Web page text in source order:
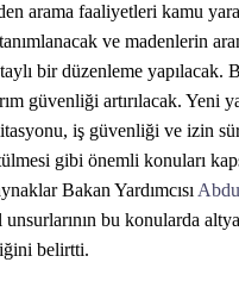
arama faaliyetleri kamu
ve madenlerin
bir düzenleme yapılacak.
güvenliği artırılacak. Yeni
iş güvenliği ve izin
gibi önemli konuları
Bakan Yardımcısı
bu konularda
belirtti.